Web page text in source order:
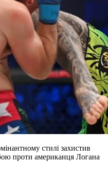
стилі захистив
проти американця Логана